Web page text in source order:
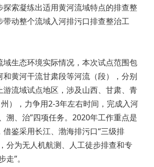
探索凝练出适用黄河流域特点的排查整
带动整个流域入河排污口排查整治工
域生态环境实际情况，本次试点范围包
和黄河干流甘肃段等河流（段），分别
游流域试点地区，涉及山西、甘肃、青
），力争用2-3年左右时间，完成入河
溯、治”四项任务。2020年工作重点是
借鉴采用长江、渤海排污口“三级排
分为无人机航测、人工徒步排查和专
”。